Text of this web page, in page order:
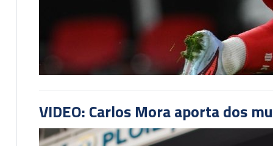
VIDEO: Carlos Mora aporta dos